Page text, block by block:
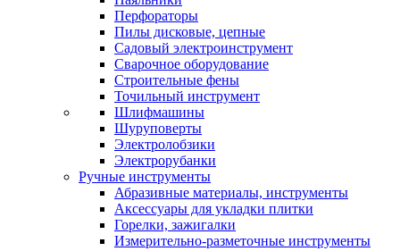
Перфораторы
Пилы дисковые, цепные
Садовый электроинструмент
Сварочное оборудование
Строительные фены
Точильный инструмент
Шлифмашины
Шуруповерты
Электролобзики
Электрорубанки
Ручные инструменты
Абразивные материалы, инструменты
Аксессуары для укладки плитки
Горелки, зажигалки
Измерительно-разметочные инструменты